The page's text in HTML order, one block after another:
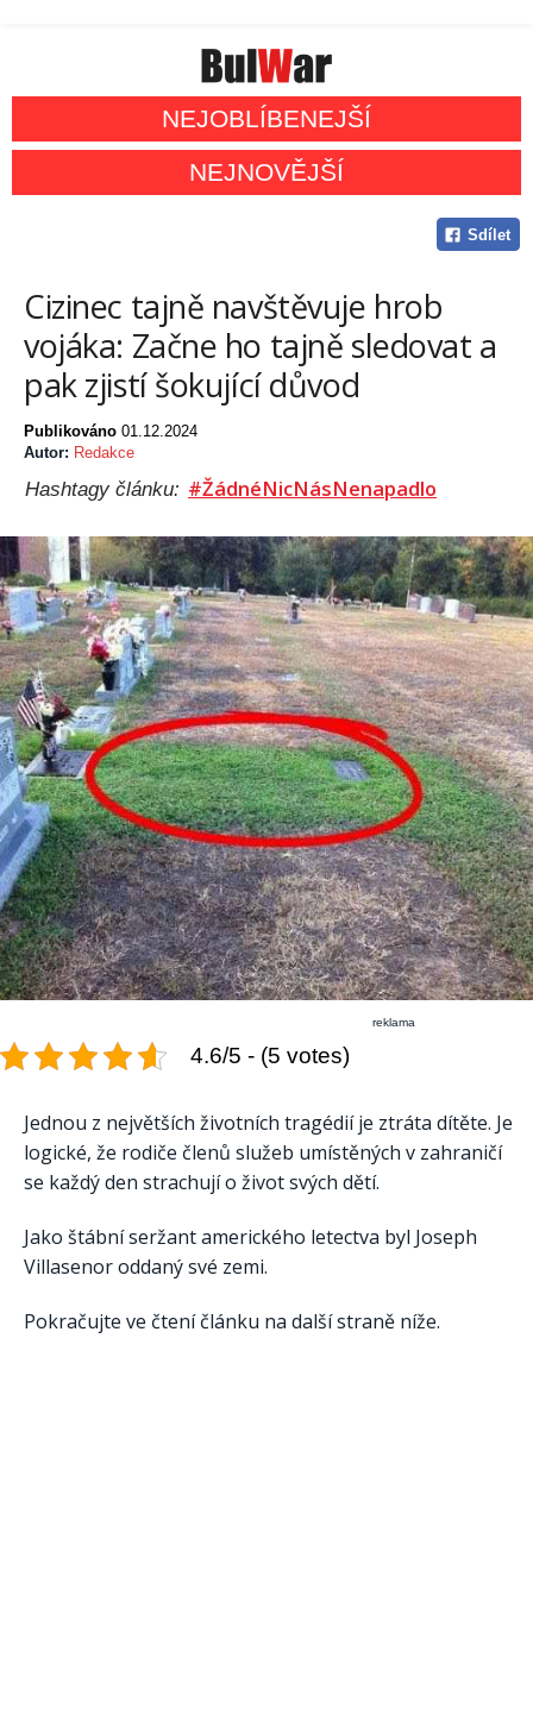
NEJOBLÍBENEJŠÍ
NEJNOVĚJŠÍ
Sdílet
Cizinec tajně navštěvuje hrob
vojáka: Začne ho tajně sledovat a
pak zjistí šokující důvod
Publikováno 01.12.2024
Autor: Redakce
Hashtagy článku: #ŽádnéNicNásNenapadlo
reklama
4.6/5 - (5 votes)
Jednou z největších životních tragédií je ztráta dítěte. Je
logické, že rodiče členů služeb umístěných v zahraničí
se každý den strachují o život svých dětí.
Jako štábní seržant amerického letectva byl Joseph
Villasenor oddaný své zemi.
Pokračujte ve čtení článku na další straně níže.